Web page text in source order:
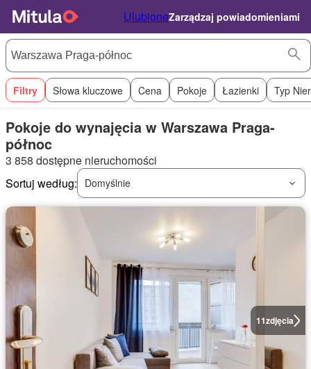
UlubioneZarządzaj powiadomieniami
Filtry Słowa kluczowe Cena Pokoje Łazienki Typ
Pokoje do wynajęcia w Warszawa Praga-
północ
3 858 dostępne nieruchomości
Sortuj według:
Domyślnie
11zdjęcia